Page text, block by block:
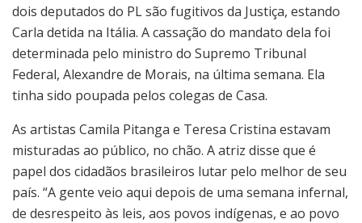
dois deputados do PL são fugitivos da Justiça, estando
Carla detida na Itália. A cassação do mandato dela foi
determinada pelo ministro do Supremo Tribunal
Federal, Alexandre de Morais, na última semana. Ela
tinha sido poupada pelos colegas de Casa.
As artistas Camila Pitanga e Teresa Cristina estavam
misturadas ao público, no chão. A atriz disse que é
papel dos cidadãos brasileiros lutar pelo melhor de seu
país. “A gente veio aqui depois de uma semana infernal,
de desrespeito às leis, aos povos indígenas, e ao povo